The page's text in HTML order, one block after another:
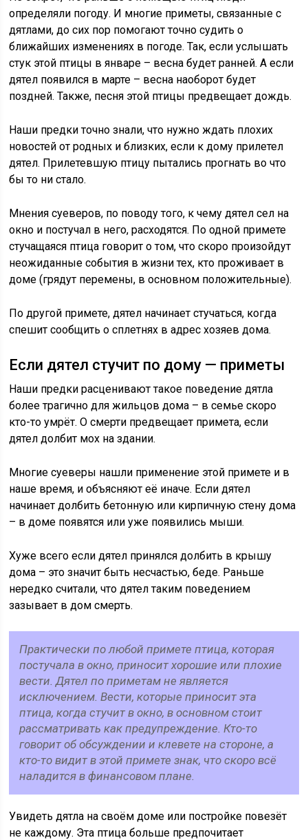
определяли погоду. И многие приметы, связанные с
дятлами, до сих пор помогают точно судить о
ближайших изменениях в погоде. Так, если услышать
стук этой птицы в январе – весна будет ранней. А если
дятел появился в марте – весна наоборот будет
поздней. Также, песня этой птицы предвещает дождь.
Наши предки точно знали, что нужно ждать плохих
новостей от родных и близких, если к дому прилетел
дятел. Прилетевшую птицу пытались прогнать во что
бы то ни стало.
Мнения суеверов, по поводу того, к чему дятел сел на
окно и постучал в него, расходятся. По одной примете
стучащаяся птица говорит о том, что скоро произойдут
неожиданные события в жизни тех, кто проживает в
доме (грядут перемены, в основном положительные).
По другой примете, дятел начинает стучаться, когда
спешит сообщить о сплетнях в адрес хозяев дома.
Если дятел стучит по дому — приметы
Наши предки расценивают такое поведение дятла
более трагично для жильцов дома – в семье скоро
кто-то умрёт. О смерти предвещает примета, если
дятел долбит мох на здании.
Многие суеверы нашли применение этой примете и в
наше время, и объясняют её иначе. Если дятел
начинает долбить бетонную или кирпичную стену дома
– в доме появятся или уже появились мыши.
Хуже всего если дятел принялся долбить в крышу
дома – это значит быть несчастью, беде. Раньше
нередко считали, что дятел таким поведением
зазывает в дом смерть.
Практически по любой примете птица, которая
постучала в окно, приносит хорошие или плохие
вести. Дятел по приметам не является
исключением. Вести, которые приносит эта
птица, когда стучит в окно, в основном стоит
рассматривать как предупреждение. Кто-то
говорит об обсуждении и клевете на стороне, а
кто-то видит в этой примете знак, что скоро всё
наладится в финансовом плане.
Увидеть дятла на своём доме или постройке повезёт
не каждому. Эта птица больше предпочитает